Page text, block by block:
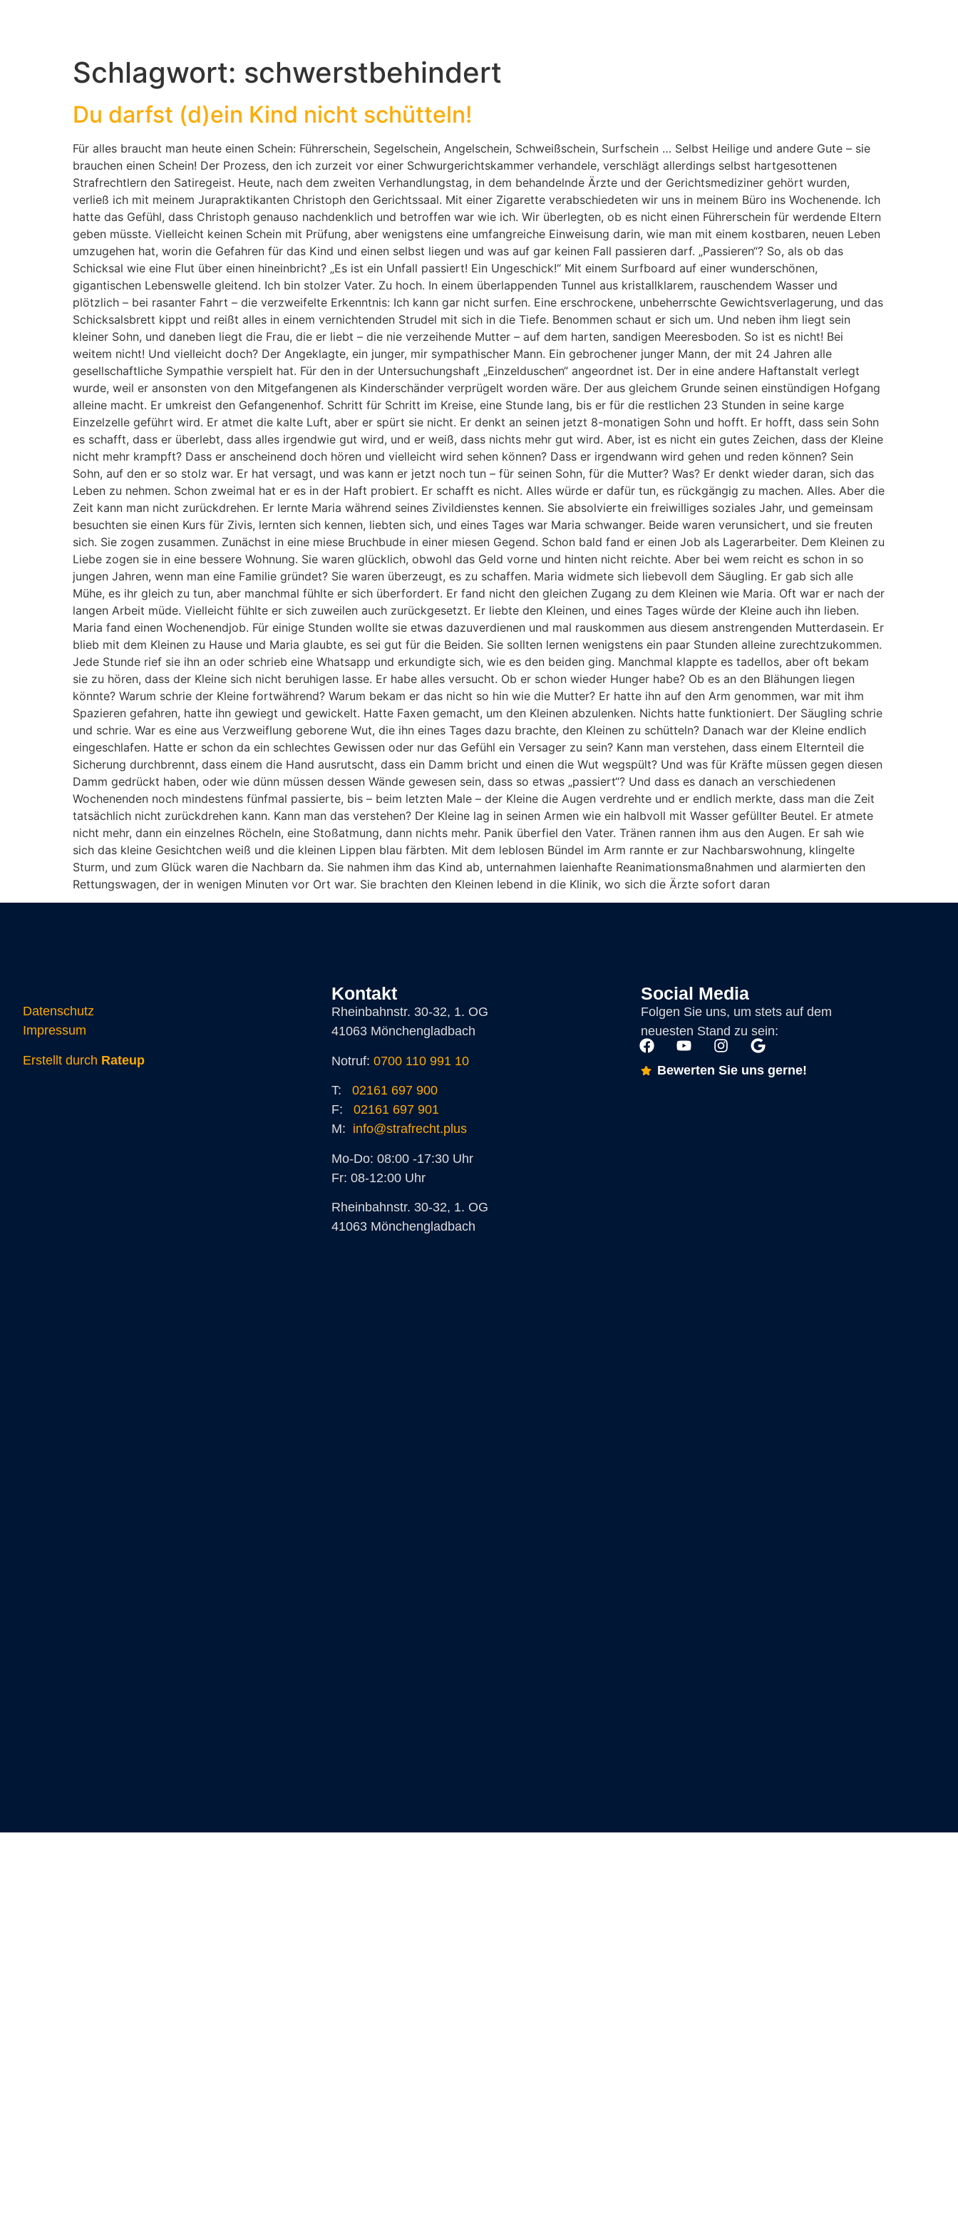
Schlagwort: schwerstbehindert
Du darfst (d)ein Kind nicht schütteln!
Für alles braucht man heute einen Schein: Führerschein, Segelschein, Angelschein, Schweißschein, Surfschein … Selbst Heilige und andere Gute – sie
brauchen einen Schein! Der Prozess, den ich zurzeit vor einer Schwurgerichtskammer verhandele, verschlägt allerdings selbst hartgesottenen
Strafrechtlern den Satiregeist. Heute, nach dem zweiten Verhandlungstag, in dem behandelnde Ärzte und der Gerichtsmediziner gehört wurden,
verließ ich mit meinem Jurapraktikanten Christoph den Gerichtssaal. Mit einer Zigarette verabschiedeten wir uns in meinem Büro ins Wochenende. Ich
hatte das Gefühl, dass Christoph genauso nachdenklich und betroffen war wie ich. Wir überlegten, ob es nicht einen Führerschein für werdende Eltern
geben müsste. Vielleicht keinen Schein mit Prüfung, aber wenigstens eine umfangreiche Einweisung darin, wie man mit einem kostbaren, neuen Leben
umzugehen hat, worin die Gefahren für das Kind und einen selbst liegen und was auf gar keinen Fall passieren darf. „Passieren“? So, als ob das
Schicksal wie eine Flut über einen hineinbricht? „Es ist ein Unfall passiert! Ein Ungeschick!“ Mit einem Surfboard auf einer wunderschönen,
gigantischen Lebenswelle gleitend. Ich bin stolzer Vater. Zu hoch. In einem überlappenden Tunnel aus kristallklarem, rauschendem Wasser und
plötzlich – bei rasanter Fahrt – die verzweifelte Erkenntnis: Ich kann gar nicht surfen. Eine erschrockene, unbeherrschte Gewichtsverlagerung, und das
Schicksalsbrett kippt und reißt alles in einem vernichtenden Strudel mit sich in die Tiefe. Benommen schaut er sich um. Und neben ihm liegt sein
kleiner Sohn, und daneben liegt die Frau, die er liebt – die nie verzeihende Mutter – auf dem harten, sandigen Meeresboden. So ist es nicht! Bei
weitem nicht! Und vielleicht doch? Der Angeklagte, ein junger, mir sympathischer Mann. Ein gebrochener junger Mann, der mit 24 Jahren alle
gesellschaftliche Sympathie verspielt hat. Für den in der Untersuchungshaft „Einzelduschen“ angeordnet ist. Der in eine andere Haftanstalt verlegt
wurde, weil er ansonsten von den Mitgefangenen als Kinderschänder verprügelt worden wäre. Der aus gleichem Grunde seinen einstündigen Hofgang
alleine macht. Er umkreist den Gefangenenhof. Schritt für Schritt im Kreise, eine Stunde lang, bis er für die restlichen 23 Stunden in seine karge
Einzelzelle geführt wird. Er atmet die kalte Luft, aber er spürt sie nicht. Er denkt an seinen jetzt 8-monatigen Sohn und hofft. Er hofft, dass sein Sohn
es schafft, dass er überlebt, dass alles irgendwie gut wird, und er weiß, dass nichts mehr gut wird. Aber, ist es nicht ein gutes Zeichen, dass der Kleine
nicht mehr krampft? Dass er anscheinend doch hören und vielleicht wird sehen können? Dass er irgendwann wird gehen und reden können? Sein
Sohn, auf den er so stolz war. Er hat versagt, und was kann er jetzt noch tun – für seinen Sohn, für die Mutter? Was? Er denkt wieder daran, sich das
Leben zu nehmen. Schon zweimal hat er es in der Haft probiert. Er schafft es nicht. Alles würde er dafür tun, es rückgängig zu machen. Alles. Aber die
Zeit kann man nicht zurückdrehen. Er lernte Maria während seines Zivildienstes kennen. Sie absolvierte ein freiwilliges soziales Jahr, und gemeinsam
besuchten sie einen Kurs für Zivis, lernten sich kennen, liebten sich, und eines Tages war Maria schwanger. Beide waren verunsichert, und sie freuten
sich. Sie zogen zusammen. Zunächst in eine miese Bruchbude in einer miesen Gegend. Schon bald fand er einen Job als Lagerarbeiter. Dem Kleinen zu
Liebe zogen sie in eine bessere Wohnung. Sie waren glücklich, obwohl das Geld vorne und hinten nicht reichte. Aber bei wem reicht es schon in so
jungen Jahren, wenn man eine Familie gründet? Sie waren überzeugt, es zu schaffen. Maria widmete sich liebevoll dem Säugling. Er gab sich alle
Mühe, es ihr gleich zu tun, aber manchmal fühlte er sich überfordert. Er fand nicht den gleichen Zugang zu dem Kleinen wie Maria. Oft war er nach der
langen Arbeit müde. Vielleicht fühlte er sich zuweilen auch zurückgesetzt. Er liebte den Kleinen, und eines Tages würde der Kleine auch ihn lieben.
Maria fand einen Wochenendjob. Für einige Stunden wollte sie etwas dazuverdienen und mal rauskommen aus diesem anstrengenden Mutterdasein. Er
blieb mit dem Kleinen zu Hause und Maria glaubte, es sei gut für die Beiden. Sie sollten lernen wenigstens ein paar Stunden alleine zurechtzukommen.
Jede Stunde rief sie ihn an oder schrieb eine Whatsapp und erkundigte sich, wie es den beiden ging. Manchmal klappte es tadellos, aber oft bekam
sie zu hören, dass der Kleine sich nicht beruhigen lasse. Er habe alles versucht. Ob er schon wieder Hunger habe? Ob es an den Blähungen liegen
könnte? Warum schrie der Kleine fortwährend? Warum bekam er das nicht so hin wie die Mutter? Er hatte ihn auf den Arm genommen, war mit ihm
Spazieren gefahren, hatte ihn gewiegt und gewickelt. Hatte Faxen gemacht, um den Kleinen abzulenken. Nichts hatte funktioniert. Der Säugling schrie
und schrie. War es eine aus Verzweiflung geborene Wut, die ihn eines Tages dazu brachte, den Kleinen zu schütteln? Danach war der Kleine endlich
eingeschlafen. Hatte er schon da ein schlechtes Gewissen oder nur das Gefühl ein Versager zu sein? Kann man verstehen, dass einem Elternteil die
Sicherung durchbrennt, dass einem die Hand ausrutscht, dass ein Damm bricht und einen die Wut wegspült? Und was für Kräfte müssen gegen diesen
Damm gedrückt haben, oder wie dünn müssen dessen Wände gewesen sein, dass so etwas „passiert“? Und dass es danach an verschiedenen
Wochenenden noch mindestens fünfmal passierte, bis – beim letzten Male – der Kleine die Augen verdrehte und er endlich merkte, dass man die Zeit
tatsächlich nicht zurückdrehen kann. Kann man das verstehen? Der Kleine lag in seinen Armen wie ein halbvoll mit Wasser gefüllter Beutel. Er atmete
nicht mehr, dann ein einzelnes Röcheln, eine Stoßatmung, dann nichts mehr. Panik überfiel den Vater. Tränen rannen ihm aus den Augen. Er sah wie
sich das kleine Gesichtchen weiß und die kleinen Lippen blau färbten. Mit dem leblosen Bündel im Arm rannte er zur Nachbarswohnung, klingelte
Sturm, und zum Glück waren die Nachbarn da. Sie nahmen ihm das Kind ab, unternahmen laienhafte Reanimationsmaßnahmen und alarmierten den
Rettungswagen, der in wenigen Minuten vor Ort war. Sie brachten den Kleinen lebend in die Klinik, wo sich die Ärzte sofort daran
Datenschutz
Impressum
Erstellt durch Rateup
Kontakt
Rheinbahnstr. 30-32, 1. OG
41063 Mönchengladbach
Notruf:0700 110 991 10
T:02161 697 900
F:02161 697 901
M: info@strafrecht.plus
Mo-Do: 08:00 -17:30 Uhr
Fr: 08-12:00 Uhr
Rheinbahnstr. 30-32, 1. OG
41063 Mönchengladbach
Social Media
Folgen Sie uns, um stets auf dem
neuesten Stand zu sein:
Bewerten Sie uns gerne!